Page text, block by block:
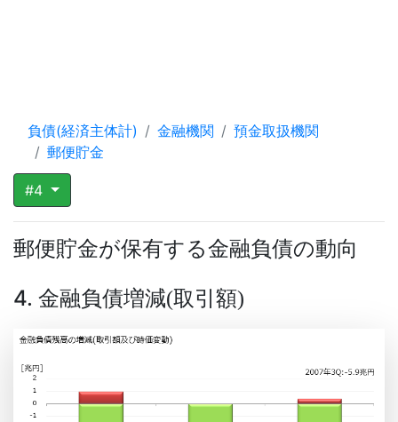
負債(経済主体計) 金融機関
預金取扱機関
郵便貯金
#4
郵便貯金が保有する金融負債の動向
4. 金融負債増減(取引額)